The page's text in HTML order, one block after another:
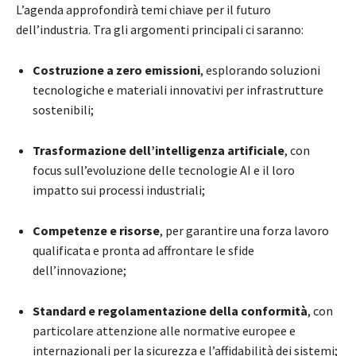
L’agenda approfondirà temi chiave per il futuro
dell’industria. Tra gli argomenti principali ci saranno:
Costruzione a zero emissioni, esplorando soluzioni
tecnologiche e materiali innovativi per infrastrutture
sostenibili;
Trasformazione dell’intelligenza artificiale, con
focus sull’evoluzione delle tecnologie AI e il loro
impatto sui processi industriali;
Competenze e risorse, per garantire una forza lavoro
qualificata e pronta ad affrontare le sfide
dell’innovazione;
Standard e regolamentazione della conformità, con
particolare attenzione alle normative europee e
internazionali per la sicurezza e l’affidabilità dei sistemi;